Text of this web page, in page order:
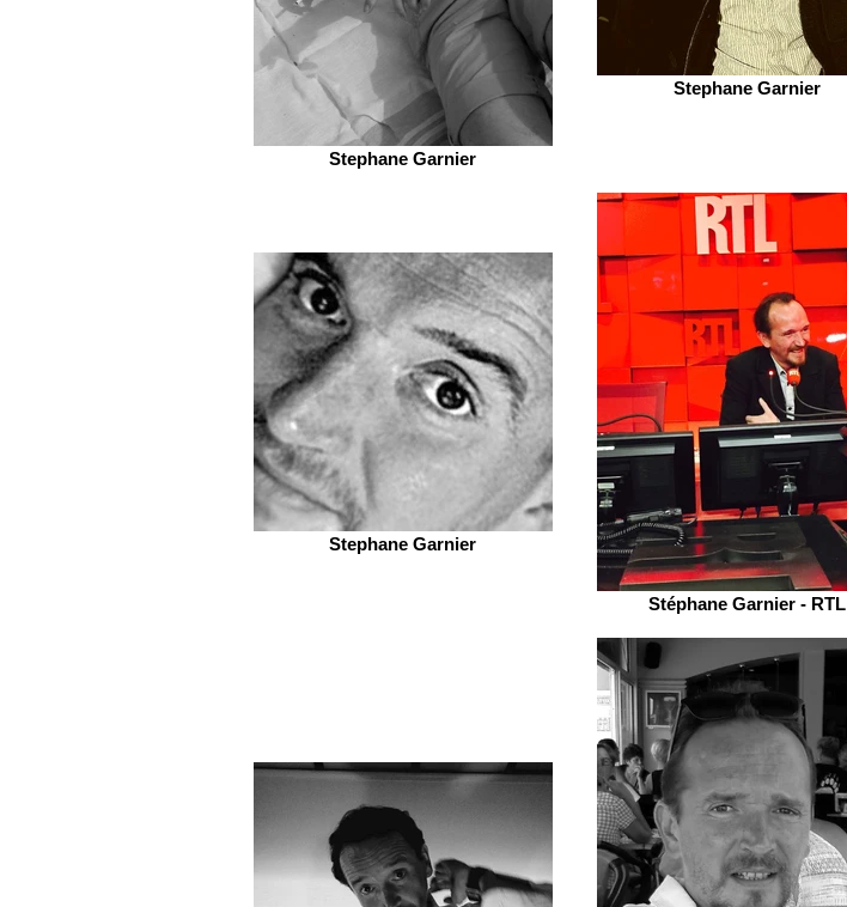
Stephane Garnier
Stephane Garnier
Stephane Garnier
Stéphane Garnier - RTL